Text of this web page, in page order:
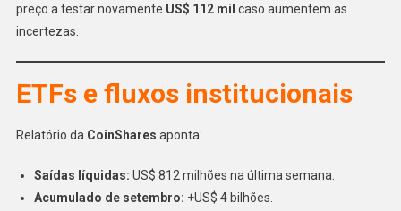
preço a testar novamente US$ 112 mil caso aumentem as
incertezas.
ETFs e fluxos institucionais
Relatório da CoinShares aponta:
Saídas líquidas: US$ 812 milhões na última semana.
Acumulado de setembro: +US$ 4 bilhões.